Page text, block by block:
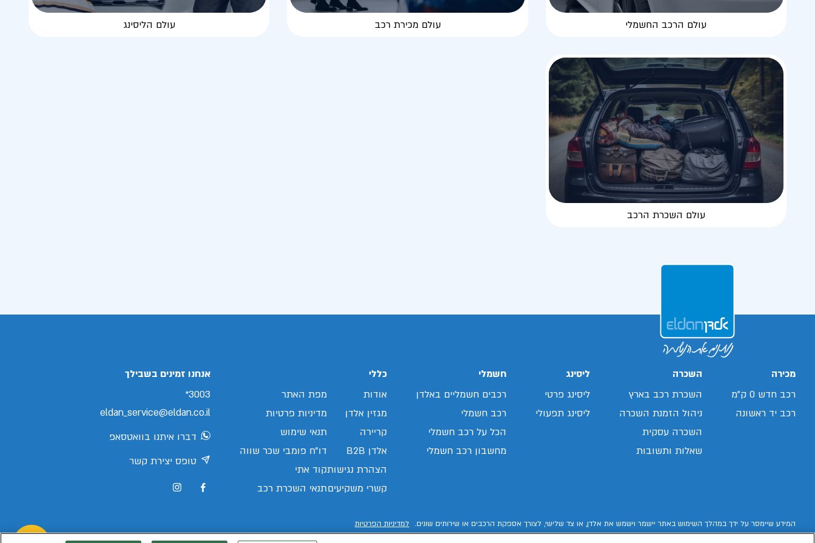
עולם הרכב החשמלי עולם מכירת רכב עולם הליסינג
עולם השכרת הרכב
מכירה
רכב חדש 0 ק"מ
רכב יד ראשונה
השכרה
השכרת רכב בארץ
ניהול הזמנת השכרה
השכרה עסקית
שאלות ותשובות
ליסינג
ליסינג פרטי
ליסינג תפעולי
חשמלי
רכבים חשמליים באלדן
רכב חשמלי
הכל על רכב חשמלי
מחשבון רכב חשמלי
כללי
אודות
מגזין אלדן
קריירה
אלדן B2B
הצהרת נגישות
קשרי משקיעים
מפת האתר
מדיניות פרטיות
תנאי שימוש
דו"ח פומבי שכר שווה
קוד אתי
תנאי השכרת רכב
אנחנו זמינים בשבילך
3003*
eldan_service@eldan.co.il
דברו איתנו בוואטסאפ
טופס יצירת קשר
המידע שיימסר על ידך במהלך השימוש באתר יישמר וישמש את אלדן, או צד שלישי, לצורך אספקת הרכבים או שירותים שונים. למדיניות הפרטיות